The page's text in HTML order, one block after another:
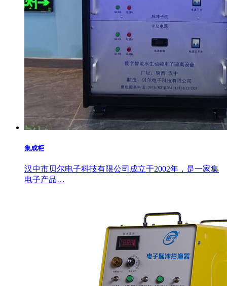
集成柜
汉中市贝尔电子科技有限公司成立于2002年，是一家集
电子产品…